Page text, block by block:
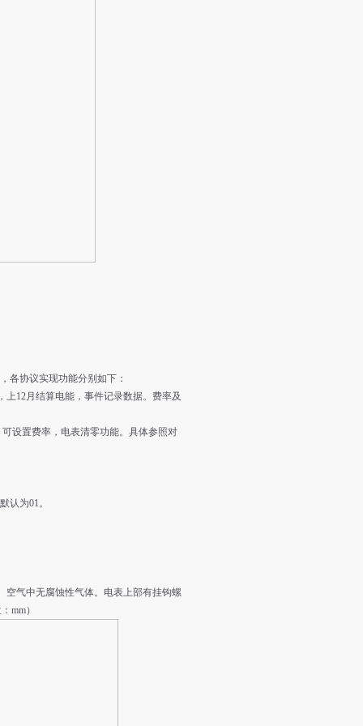
各协议实现功能分别如下：
12月结算电能，事件记录数据。费率及
设置费率，电表清零功能。具体参照对
认为01。
空气中无腐蚀性气体。电表上部有挂钩螺
mm）